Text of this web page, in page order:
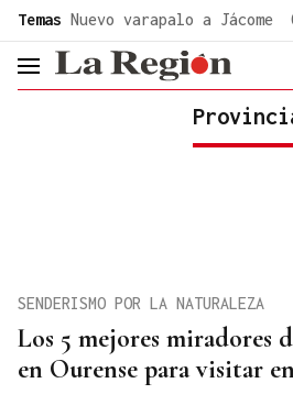
Temas Nuevo varapalo a Jácome
header.menu.open
Los 5 mejores miradores
en Ourense para visitar
SENDERISMO POR LA NATURALEZA